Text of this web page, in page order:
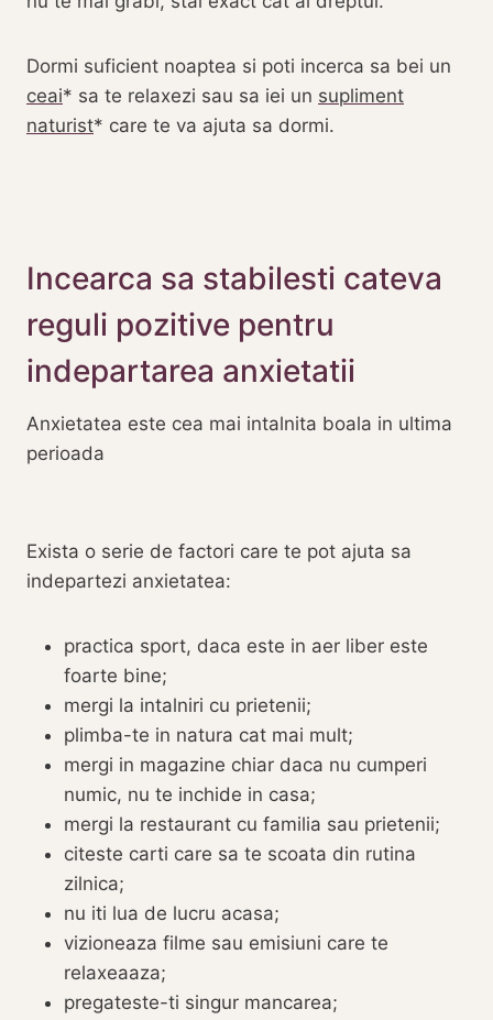
Dormi suficient noaptea si poti incerca sa bei un
ceai
sa te relaxezi sau sa iei un supliment
naturist
care te va ajuta sa dormi.
Incearca sa stabilesti cateva
reguli pozitive pentru
indepartarea anxietatii
Anxietatea este cea mai intalnita boala in ultima
perioada
Exista o serie de factori care te pot ajuta sa
indepartezi anxietatea:
practica sport, daca este in aer liber este
foarte bine;
mergi la intalniri cu prietenii;
plimba-te in natura cat mai mult;
mergi in magazine chiar daca nu cumperi
numic, nu te inchide in casa;
mergi la restaurant cu familia sau prietenii;
citeste carti care sa te scoata din rutina
zilnica;
nu iti lua de lucru acasa;
vizioneaza filme sau emisiuni care te
relaxeaaza;
pregateste-ti singur mancarea;